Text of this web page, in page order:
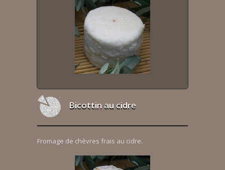
Bicottin au cidre
Fromage de chèvres frais au cidre.